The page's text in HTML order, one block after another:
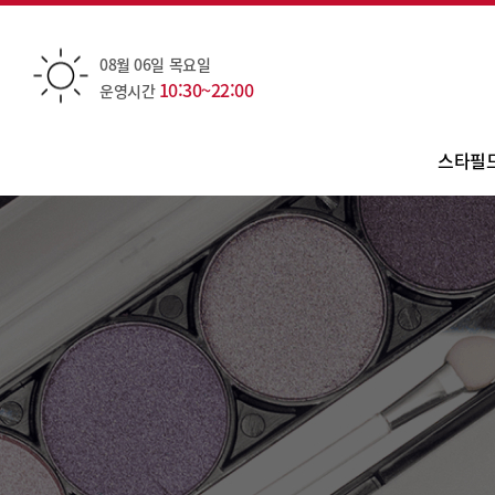
08월 06일 목요일
운영시간 10:30~22:00
스타필
점
층
카테
오